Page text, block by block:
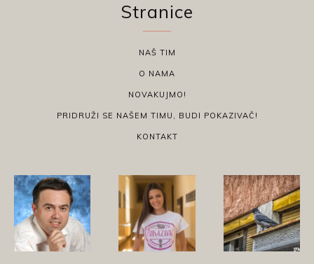
Stranice
NAŠ TIM
O NAMA
NOVAKUJMO!
PRIDRUŽI SE NAŠEM TIMU, BUDI POKAZIVAČ!
KONTAKT